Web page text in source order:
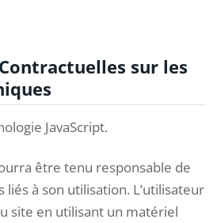
sur les
JavaScript.
être tenu responsable de
à son utilisation. L’utilisateur
site en utilisant un matériel